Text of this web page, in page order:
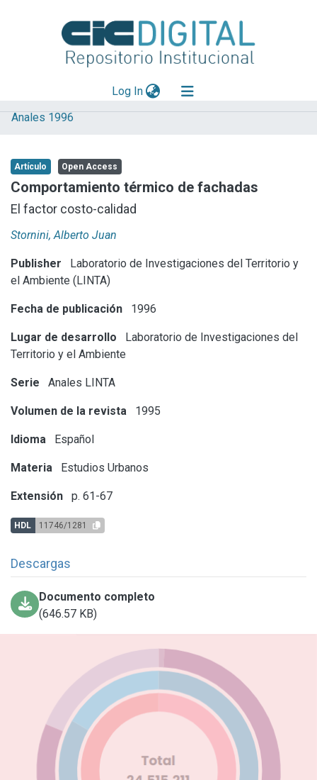
Log In(current)
Explorar
Aportar material
Statistics
Anales 1996
Artículo Open Access
Comportamiento térmico de fachadas
El factor costo-calidad
Stornini, Alberto Juan
Publisher
Laboratorio de Investigaciones del Territorio y
el Ambiente (LINTA)
Fecha de publicación 1996
Lugar de desarrollo
Laboratorio de Investigaciones del
Territorio y el Ambiente
Serie Anales LINTA
Volumen de la revista 1995
Idioma Español
Materia Estudios Urbanos
Extensión p. 61-67
HDL 11746/1281
Descargas
Documento completo
(646.57 KB)